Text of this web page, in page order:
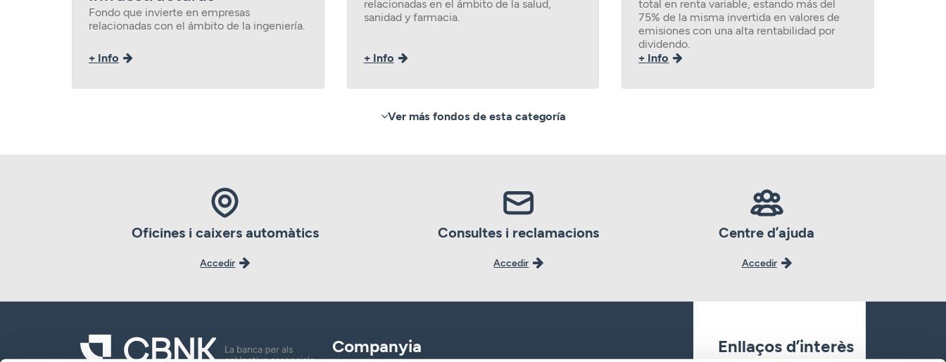
Fondo que invierte en empresas
relacionadas con el ámbito de la ingeniería.
+ Info
relacionadas en el ámbito de la salud,
sanidad y farmacia.
+ Info
total en renta variable, estando más del
75% de la misma invertida en valores de
emisiones con una alta rentabilidad por
dividendo.
+ Info
Ver más fondos de esta categoría
Oficines i caixers automàtics
Accedir
Consultes i reclamacions
Accedir
Centre d’ajuda
Accedir
Companyia Enllaços d’interès